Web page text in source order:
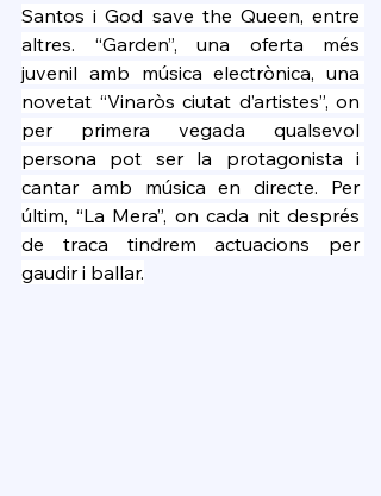
Santos i God save the Queen, entre
altres. “Garden”, una oferta més
juvenil amb música electrònica, una
novetat “Vinaròs ciutat d’artistes”, on
per primera vegada qualsevol
persona pot ser la protagonista i
cantar amb música en directe. Per
últim, “La Mera”, on cada nit després
de traca tindrem actuacions per
gaudir i ballar.